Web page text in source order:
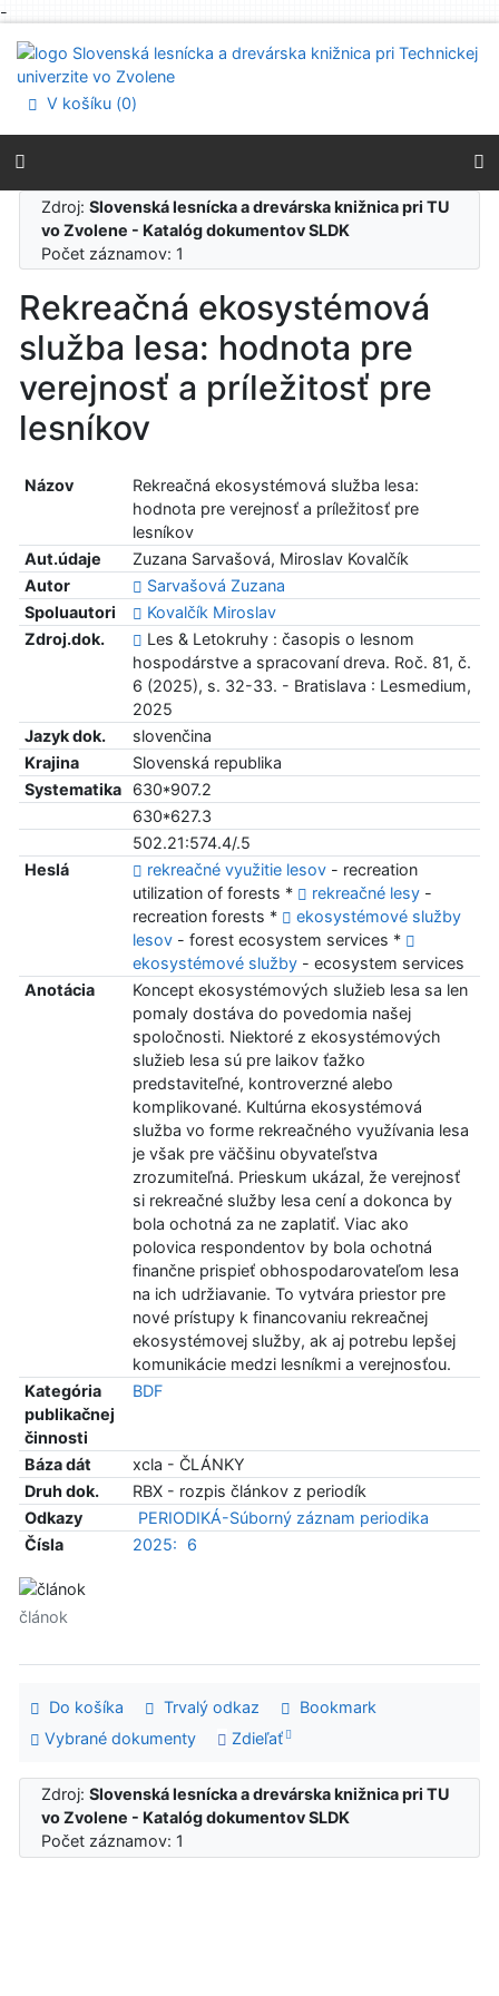
-
Prejsť na menu
Prehlásenie o webovej prístupnosti
V košíku (0)
Zdroj:Slovenská lesnícka a drevárska knižnica pri TU
vo Zvolene - Katalóg dokumentov SLDK
Počet záznamov: 1
Rekreačná ekosystémová
služba lesa: hodnota pre
verejnosť a príležitosť pre
lesníkov
Názov
Rekreačná ekosystémová služba lesa:
hodnota pre verejnosť a príležitosť pre
lesníkov
Aut.údaje
Zuzana Sarvašová, Miroslav Kovalčík
Autor
Sarvašová Zuzana
Spoluautori
Kovalčík Miroslav
Zdroj.dok.
Les & Letokruhy : časopis o lesnom
hospodárstve a spracovaní dreva. Roč. 81, č.
6 (2025), s. 32-33. - Bratislava : Lesmedium,
2025
Jazyk dok.
slovenčina
Krajina
Slovenská republika
Systematika
630*907.2
630*627.3
502.21:574.4/.5
Heslá
rekreačné využitie lesov- recreation
utilization of forests *
rekreačné lesy-
recreation forests *
ekosystémové služby
lesov- forest ecosystem services *
ekosystémové služby- ecosystem services
Anotácia
Koncept ekosystémových služieb lesa sa len
pomaly dostáva do povedomia našej
spoločnosti. Niektoré z ekosystémových
služieb lesa sú pre laikov ťažko
predstaviteľné, kontroverzné alebo
komplikované. Kultúrna ekosystémová
služba vo forme rekreačného využívania lesa
je však pre väčšinu obyvateľstva
zrozumiteľná. Prieskum ukázal, že verejnosť
si rekreačné služby lesa cení a dokonca by
bola ochotná za ne zaplatiť. Viac ako
polovica respondentov by bola ochotná
finančne prispieť obhospodarovateľom lesa
na ich udržiavanie. To vytvára priestor pre
nové prístupy k financovaniu rekreačnej
ekosystémovej služby, ak aj potrebu lepšej
komunikácie medzi lesníkmi a verejnosťou.
Kategória
publikačnej
činnosti
BDF
Báza dát
xcla - ČLÁNKY
Druh dok.
RBX - rozpis článkov z periodík
Odkazy
PERIODIKÁ-Súborný záznam periodika
Čísla
2025: 6
článok
Do košíka Trvalý odkaz
Bookmark
Vybrané dokumenty
Zdieľať
Zdroj:Slovenská lesnícka a drevárska knižnica pri TU
vo Zvolene - Katalóg dokumentov SLDK
Počet záznamov: 1